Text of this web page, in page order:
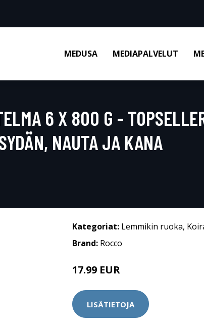
MEDUSA MEDIAPALVELUT
6 X 800 G -
NAUTA JA KANA
Kategoriat: Lemmikin ruoka,
Brand: Rocco
17.99 EUR
LISÄTIETOJA